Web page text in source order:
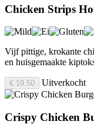
Chicken Strips
Vijf pittige, krokante
en huisgemaakte
€ 19.50 Uitverkocht
Crispy Chicken